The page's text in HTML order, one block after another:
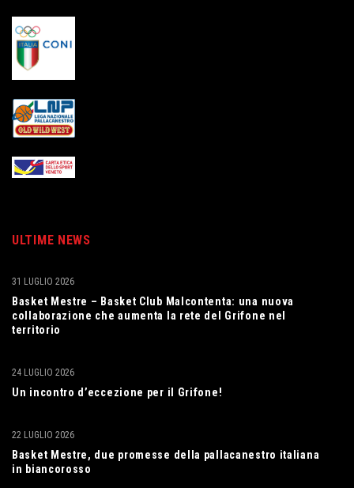
ULTIME NEWS
Basket Mestre – Basket Club Malcontenta: una nuova
collaborazione che aumenta la rete del Grifone nel
territorio
31 LUGLIO 2026
Un incontro d’eccezione per il Grifone!
24 LUGLIO 2026
Basket Mestre, due promesse della pallacanestro italiana
in biancorosso
22 LUGLIO 2026